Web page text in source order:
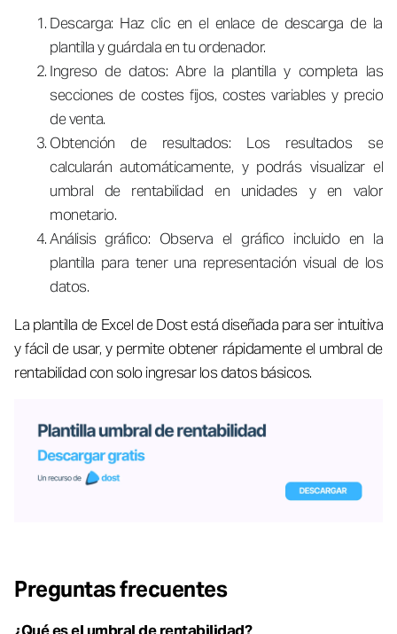
Descarga: Haz clic en el enlace de descarga de la
plantilla y guárdala en tu ordenador.
Ingreso de datos: Abre la plantilla y completa las
secciones de costes fijos, costes variables y precio
de venta.
Obtención de resultados: Los resultados se
calcularán automáticamente, y podrás visualizar el
umbral de rentabilidad en unidades y en valor
monetario.
Análisis gráfico: Observa el gráfico incluido en la
plantilla para tener una representación visual de los
datos.
La plantilla de Excel de Dost está diseñada para ser intuitiva
y fácil de usar, y permite obtener rápidamente el umbral de
rentabilidad con solo ingresar los datos básicos.
Preguntas frecuentes